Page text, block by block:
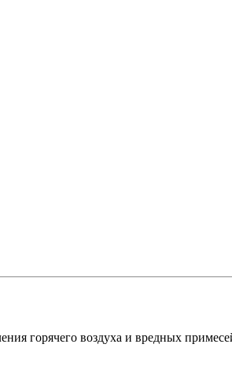
горячего воздуха и вредных